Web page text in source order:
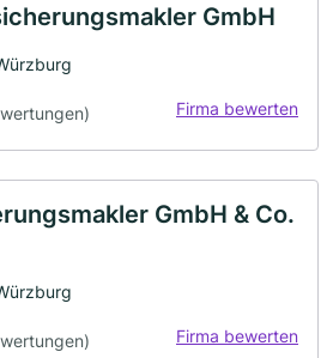
GmbH
Firma bewerten
GmbH & Co.
Firma bewerten